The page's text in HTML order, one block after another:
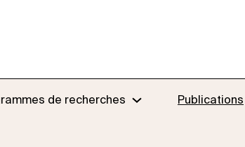
de recherches Publications